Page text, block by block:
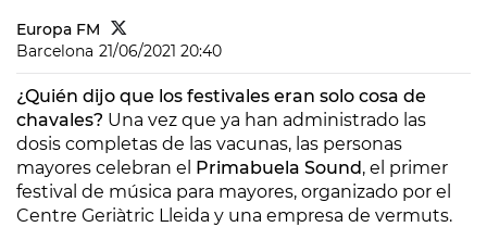
Europa FM
Barcelona 21/06/2021 20:40
¿Quién dijo que los festivales eran solo cosa de
chavales? Una vez que ya han administrado las
dosis completas de las vacunas, las personas
mayores celebran el Primabuela Sound, el primer
festival de música para mayores, organizado por el
Centre Geriàtric Lleida y una empresa de vermuts.